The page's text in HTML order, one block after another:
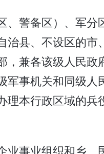
、警备区）、军分
治县、不设区的市
，兼各该级人民政
军事机关和同级人
理本行政区域的兵
业事业组织和乡、